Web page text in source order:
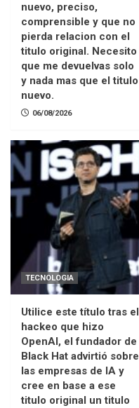
nuevo, preciso,
comprensible y que no
pierda relacion con el
titulo original. Necesito
que me devuelvas solo
y nada mas que el titulo
nuevo.
06/08/2026
TECNOLOGIA
Utilice este título tras el
hackeo que hizo
OpenAI, el fundador de
Black Hat advirtió sobre
las empresas de IA y
cree en base a ese
titulo original un titulo